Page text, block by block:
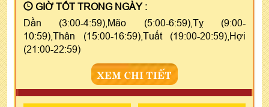
GIỜ TỐT TRONG NGÀY :
Dần (3:00-4:59),Mão (5:00-6:59),Tỵ (9:00-
10:59),Thân (15:00-16:59),Tuất (19:00-20:59),Hợi
(21:00-22:59)
XEM CHI TIẾT